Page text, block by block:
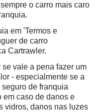
o carro mais caro
em 'Termos e
de carro
Cartrawler.
vale a pena fazer um
- especialmente se a
de franquia
em caso de danos e
vidros, danos nas luzes